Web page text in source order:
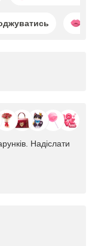
Надіслати